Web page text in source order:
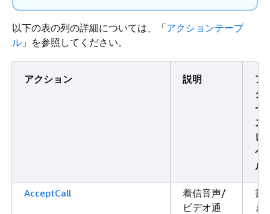
以下の表の列の詳細については、「アクションテーブ
ル 」を参照してください。
アクション 説明
ア
ク
セ
ス
レ
ベ
ル
AcceptCall
着信音声/
ビデオ通
書
き